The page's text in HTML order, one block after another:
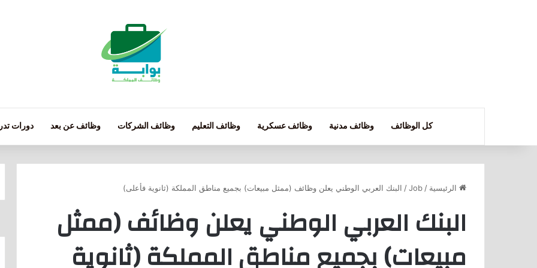
كل الوظائف وظائف مدنية وظائف عسكرية وظائف التعليم وظائف الشركات وظائف عن بعد دورات
الرئيسية /
Job
/ البنك العربي الوطني يعلن وظائف (ممثل مبيعات) بجميع مناطق المملكة (ثانوية فأعلى)
البنك العربي الوطني يعلن وظائف (ممثل
مبيعات) بجميع مناطق المملكة (ثانوية